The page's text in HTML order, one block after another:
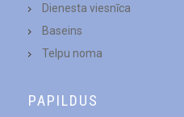
Dienesta viesnīca
Baseins
Telpu noma
PAPILDUS